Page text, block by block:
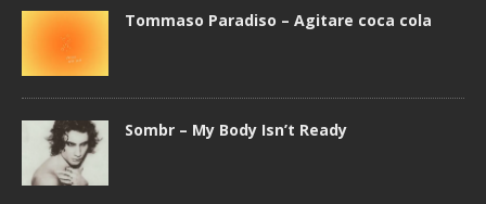
Tommaso Paradiso – Agitare coca cola
Sombr – My Body Isn’t Ready